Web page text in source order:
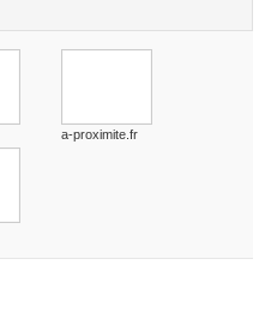
a-proximite.fr